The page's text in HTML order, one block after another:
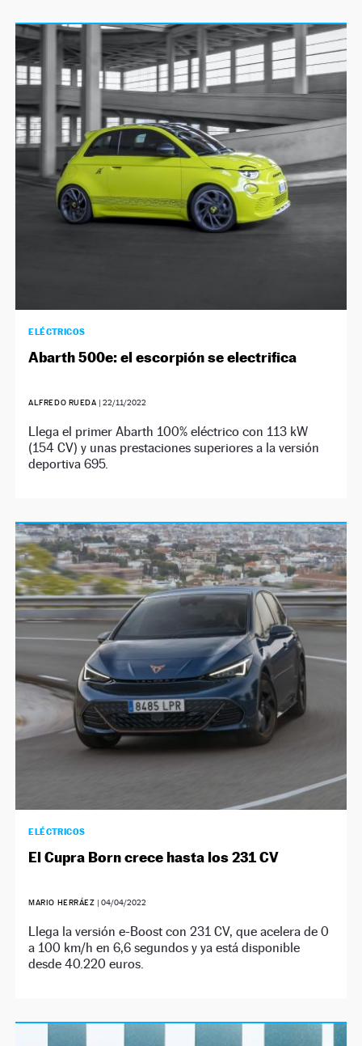
ELÉCTRICOS
Abarth 500e: el escorpión se electrifica
ALFREDO RUEDA | 22/11/2022
Llega el primer Abarth 100% eléctrico con 113 kW
(154 CV) y unas prestaciones superiores a la versión
deportiva 695.
ELÉCTRICOS
El Cupra Born crece hasta los 231 CV
MARIO HERRÁEZ | 04/04/2022
Llega la versión e-Boost con 231 CV, que acelera de 0
a 100 km/h en 6,6 segundos y ya está disponible
desde 40.220 euros.